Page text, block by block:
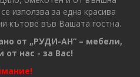
използва за една красива
кътове във Вашата гостна.
от „РУДИ-АН“ – мебели,
от нас - за Вас!